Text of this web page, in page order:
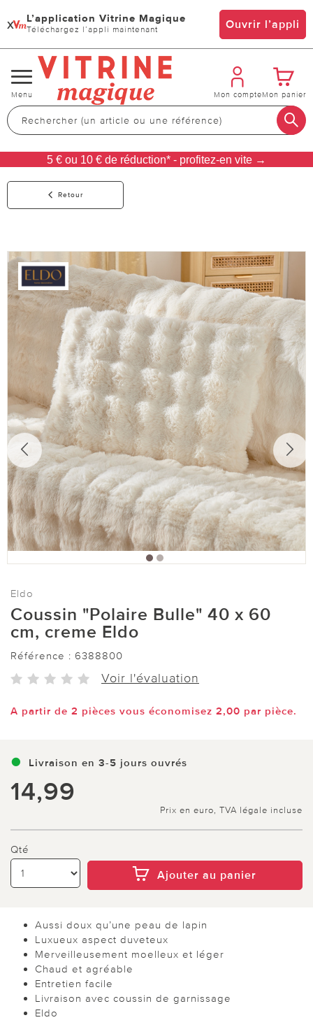
x L’application Vitrine Magique
Téléchargez l’appli maintenant Ouvrir l’appli
Changer
de
navigation
Menu Mon compteMon panier
5 € ou 10 € de réduction* - profitez-en vite →
Retour
Eldo
Coussin "Polaire Bulle" 40 x 60
cm, creme Eldo
Référence : 6388800
Voir l'évaluation
A partir de 2 pièces vous économisez 2,00 par pièce.
Livraison en 3-5 jours ouvrés
14,99
Prix en euro, TVA légale incluse
Qté
Ajouter au panier
Aussi doux qu’une peau de lapin
Luxueux aspect duveteux
Merveilleusement moelleux et léger
Chaud et agréable
Entretien facile
Livraison avec coussin de garnissage
Eldo